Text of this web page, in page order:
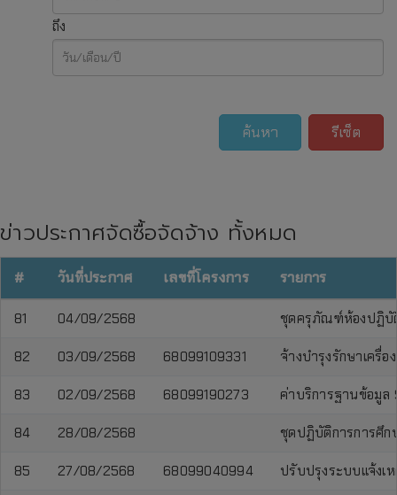
ถึง
ค้นหา รีเซ็ต
ข่าวประกาศจัดซื้อจัดจ้าง ทั้งหมด
# วันที่ประกาศ เลขที่โครงการ รายการ
81 04/09/2568 ชุดครุภัณฑ์ห้องปฏิบั
82 03/09/2568 68099109331 จ้างบำรุงรักษาเครื่
83 02/09/2568 68099190273 ค่าบริการฐานข้อมูล
84 28/08/2568 ชุดปฏิบัติการการศึก
85 27/08/2568 68099040994 ปรับปรุงระบบแจ้งเ